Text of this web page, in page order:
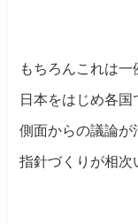
もちろんこれは
日本をはじめ各
側面からの議論が
指針づくりが相次